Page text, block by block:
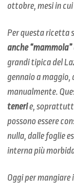
ottobre, mesi in
Per questa ricetta
anche “mammola”
grandi tipica del
gennaio a maggio,
manualmente.
tenerie,
possono essere
nulla, dalle foglie
interna più
Oggi per mangiare